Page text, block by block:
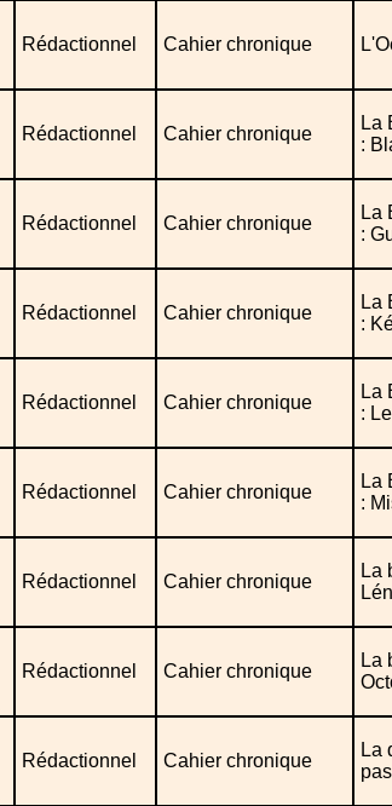
Rédactionnel Cahier chronique
Rédactionnel Cahier chronique
La
:
Rédactionnel Cahier chronique
La
:
Rédactionnel Cahier chronique
La
:
Rédactionnel Cahier chronique
La
:
Rédactionnel Cahier chronique
La
:
Rédactionnel Cahier chronique
La
Rédactionnel Cahier chronique
La
Rédactionnel Cahier chronique
La